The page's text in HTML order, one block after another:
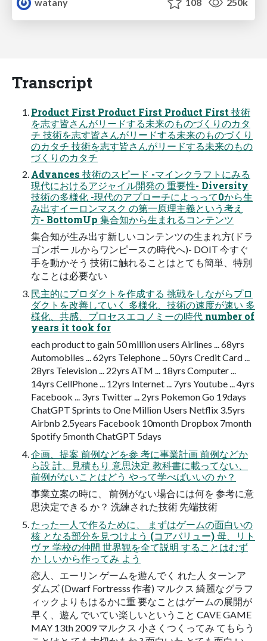
Transcript
Product First Product First Product First 技術
を志す皆さんがリードする未来のものづくりのカタ
チ 技術を志す皆さんがリードする未来のものづくり
のカタチ 技術を志す皆さんがリードする未来のもの
づくりのカタチ
Advances 技術のスピード -マインクラフトにみる
現代におけるアジャイル開発の 重要性- Diversity
技術の多様化 -現代のアプローチによっって0から生
み出すイーロンマスク の第一原理主義という考え
方- BottomUp 集合知から生まれるコンテンツ
集合知が生み出す新しいコンテンツの生まれ方(ドラ
ゴンボー ルからワンピースの時代へ)- DOIT 今すぐ
手を動かそう 技術に触れることはとても簡単、特別
なことは必要ない
民主的にプロダクトを作成する 挑戦をしながらプロ
ダクトを改善していく 多様化、技術の速度が速い 多
様化、共感、プロセスエコノミーの時代 number of
years it took for
each product to gain 50 million users Airlines ... 68yrs
Automobiles ... 62yrs Telephone ... 50yrs Credit Card ...
28yrs Television ... 22yrs ATM ... 18yrs Computer ...
14yrs CellPhone ... 12yrs Internet ... 7yrs Youtube ... 4yrs
Facebook ... 3yrs Twitter ... 2yrs Pokemon Go 19days
ChatGPT Sprints to One Million Users Netflix 3.5yrs
Airbnb 2.5years Facebook 10month Dropbox 7month
Spotify 5month ChatGPT 5days
企画、提案 前例などを参 考に事業計画 前例などか
ら設 計、見積もり 意思決定 教科書に載ってない、
前例がないことはどう やって学べばいいの か？
事業立案の時に、 前例がない場合には何を 参考に意
思決定できる か？ 洗練された技術 先端技術
たった一人で作るために、 まずはゲームの面白いの
核 となる部分を見つけよう (コアバリュー) 母、リト
ヴァ 学校の仲間 世界観を全て説明 することはむず
か しいから作ってみ よう
恋人、エーリン ゲームを遊んでく れた人 ターンア
ダムズ (Dwarf Fortresss 作者) マルクス 綺麗なグラフ
ィックよりもはるかに重 要なことはゲームの展開が
早く、遊ん でいてい楽しいということ CAVE GAME
MAY 13th 2009 マルクス 小さくつくってみ てもらう